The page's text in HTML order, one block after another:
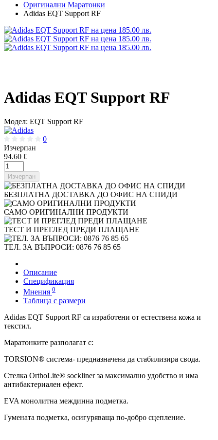
Оригинални Маратонки
Adidas EQT Support RF
Adidas EQT Support RF
Модел: EQT Support RF
0
Изчерпан
94.60 €
Изчерпан
БЕЗПЛАТНА ДОСТАВКА ДО ОФИС НА СПИДИ
САМО ОРИГИНАЛНИ ПРОДУКТИ
ТЕСТ И ПРЕГЛЕД ПРЕДИ ПЛАЩАНЕ
ТЕЛ. ЗА ВЪПРОСИ: 0876 76 85 65
Описание
Спецификация
Мнения 0
Таблица с размери
Adidas EQT Support RF са изработени от естествена кожа и
текстил.
Маратонките разполагат с:
TORSION® система- предназначена да стабилизира свода.
Стелка OrthoLite® sockliner за максимално удобство и има
антибактериален ефект.
EVA монолитна междинна подметка.
Гумената подметка, осигуряваща по-добро сцепление.